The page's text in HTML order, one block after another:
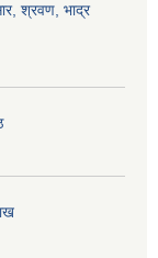
श्रवण, भाद्र